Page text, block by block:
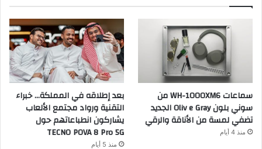
سماعات WH-1000XM6 من
سوني بلون Oliv e Gray الجديد
تضفي لمسة من الأناقة والرقي
منذ 4 أيام
بعد إطلاقه في المملكة… خبراء
التقنية ورواد مجتمع الألعاب
يشاركون انطباعاتهم حول
TECNO POVA 8 Pro 5G
منذ 5 أيام